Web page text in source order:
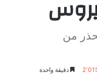
تحذر من
دقيقة واحدة